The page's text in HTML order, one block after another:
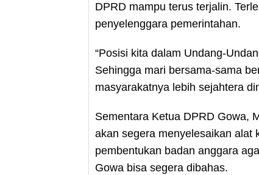
DPRD mampu terus terjalin.
penyelenggara pemerintahan.
“Posisi kita dalam Undang-
Sehingga mari bersama-sama
masyarakatnya lebih sejahtera
Sementara Ketua DPRD Gowa,
akan segera menyelesaikan alat
pembentukan badan anggara
Gowa bisa segera dibahas.